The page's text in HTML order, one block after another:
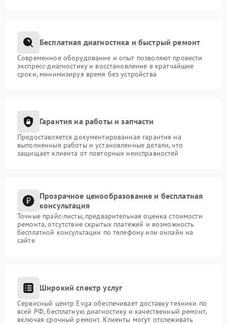
Бесплатная диагностика и быстрый ремонт
Современное оборудование и опыт позволяют провести
экспресс-диагностику и восстановление в кратчайшие
сроки, минимизируя время без устройства
Гарантия на работы и запчасти
Предоставляется документированная гарантия на
выполненные работы и установленные детали, что
защищает клиента от повторных неисправностей
Прозрачное ценообразование и бесплатная
консультация
Точные прайс-листы, предварительная оценка стоимости
ремонта, отсутствие скрытых платежей и возможность
бесплатной консультации по телефону или онлайн на
сайте
Широкий спектр услуг
Сервисный центр Evga обеспечивает доставку техники по
всей РФ, бесплатную диагностику и качественный ремонт,
включая срочный ремонт. Клиенты могут отслеживать